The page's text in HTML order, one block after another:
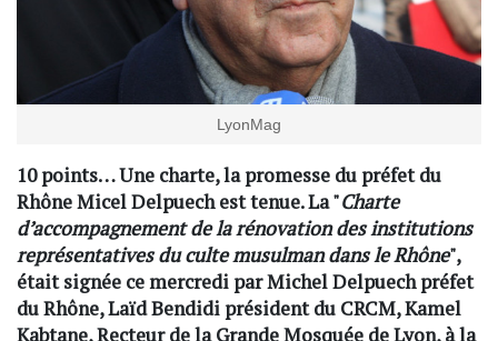
LyonMag
10 points… Une charte, la promesse du préfet du
Rhône Micel Delpuech est tenue. La "Charte
d’accompagnement de la rénovation des institutions
représentatives du culte musulman dans le Rhône",
était signée ce mercredi par Michel Delpuech préfet
du Rhône, Laïd Bendidi président du CRCM, Kamel
Kabtane, Recteur de la Grande Mosquée de Lyon, à la